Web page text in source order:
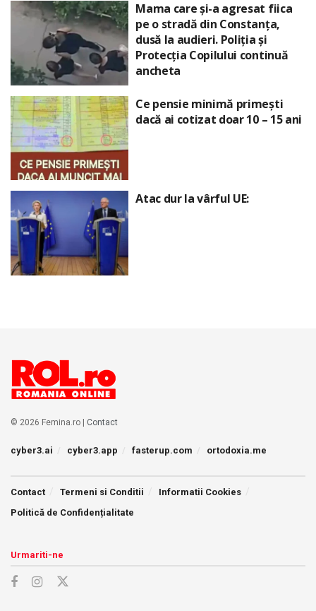
Mama care și-a agresat fiica
pe o stradă din Constanța,
dusă la audieri. Poliția și
Protecția Copilului continuă
ancheta
Ce pensie minimă primești
dacă ai cotizat doar 10 – 15 ani
Atac dur la vârful UE:
© 2026 Femina.ro | Contact
cyber3.ai cyber3.app fasterup.com ortodoxia.me
Contact Termeni si Conditii
Informatii Cookies
Politică de Confidențialitate
Urmariti-ne